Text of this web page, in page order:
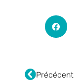
Précédent